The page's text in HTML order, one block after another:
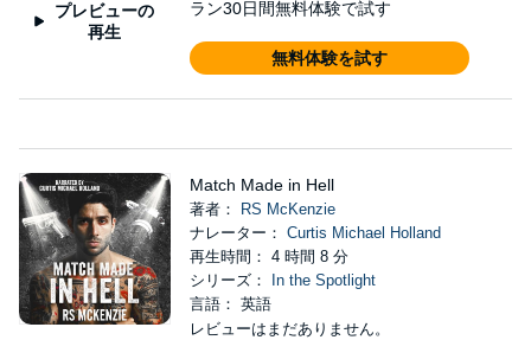
プレビューの
再生
ラン30日間無料体験で試す
無料体験を試す
Match Made in Hell
著者：
RS McKenzie
ナレーター： Curtis Michael Holland
再生時間： 4 時間 8 分
シリーズ：
In the Spotlight
言語： 英語
レビューはまだありません。